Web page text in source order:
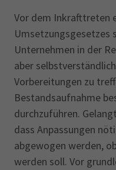
Vor dem Inkrafttreten
Umsetzungsgesetzes
Unternehmen in der
aber
Vorbereitungen zu
Bestandsaufnahme
durchzuführen.
dass Anpassungen
abgewogen werden,
werden soll. Vor